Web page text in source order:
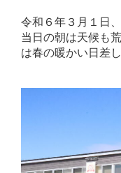
令和６年３月１日
当日の朝は天候も
は春の暖かい日差